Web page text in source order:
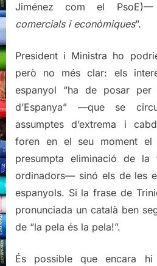
Jiménez com el PsoE)—
comercials i econòmiques”.
President i Ministra ho
però no més clar: els
espanyol “ha de posar per
d’Espanya” —que se
assumptes d’extrema i
foren en el seu moment
presumpta eliminació de la
ordinadors— sinó els de les
espanyols. Si la frase de
pronunciada un català ben
de “la pela és la pela!”.
És possible que encara